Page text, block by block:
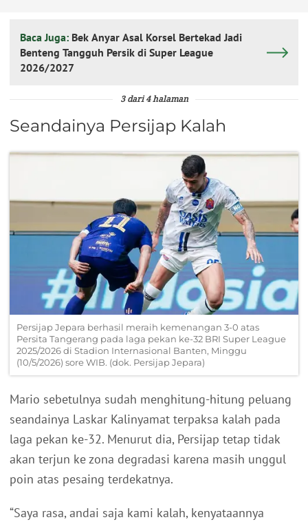
Baca Juga: Bek Anyar Asal Korsel Bertekad Jadi
Benteng Tangguh Persik di Super League
2026/2027
3 dari 4 halaman
Seandainya Persijap Kalah
Persijap Jepara berhasil meraih kemenangan 3-0 atas
Persita Tangerang pada laga pekan ke-32 BRI Super League
2025/2026 di Stadion Internasional Banten, Minggu
(10/5/2026) sore WIB. (dok. Persijap Jepara)
Mario sebetulnya sudah menghitung-hitung peluang
seandainya Laskar Kalinyamat terpaksa kalah pada
laga pekan ke-32. Menurut dia, Persijap tetap tidak
akan terjun ke zona degradasi karena masih unggul
poin atas pesaing terdekatnya.
“Saya rasa, andai saja kami kalah, kenyataannya